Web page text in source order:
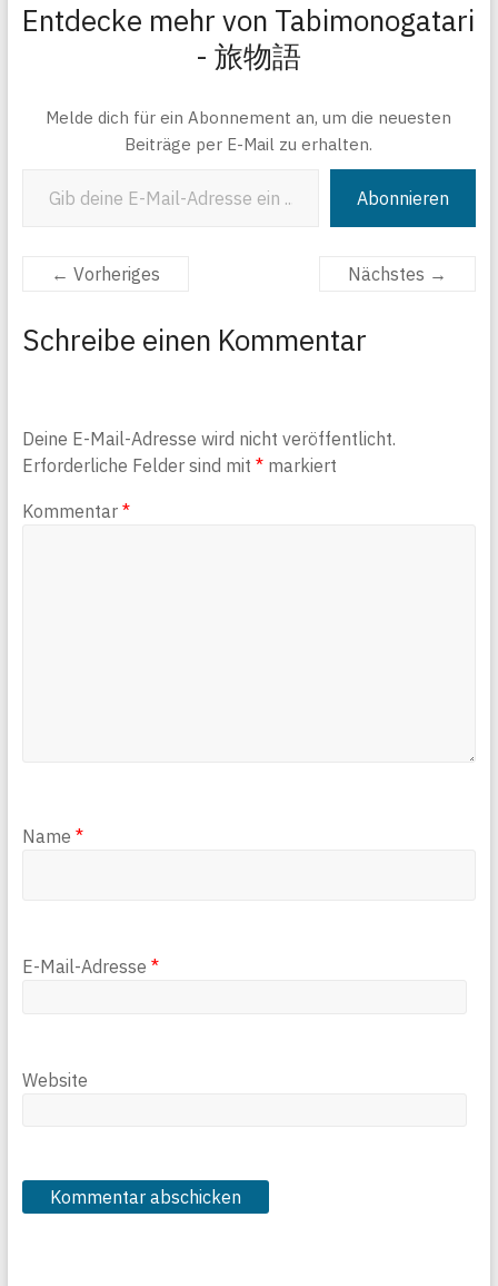
Entdecke mehr von Tabimonogatari
- 旅物語
Melde dich für ein Abonnement an, um die neuesten
Beiträge per E-Mail zu erhalten.
Abonnieren
← Vorheriges Nächstes →
Schreibe einen Kommentar
Deine E-Mail-Adresse wird nicht veröffentlicht.
Erforderliche Felder sind mit *markiert
Kommentar *
Name *
E-Mail-Adresse *
Website